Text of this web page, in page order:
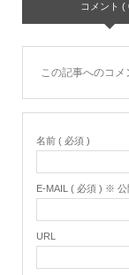
コメント (
この記事へのコメ
名前 ( 必須 )
E-MAIL ( 必須 ) ※ 公
URL